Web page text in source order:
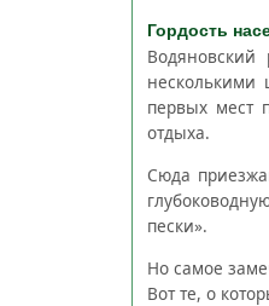
Гордость
Водяновский
первых мест
отдыха.
Сюда
пески».
Но самое
Вот те, о